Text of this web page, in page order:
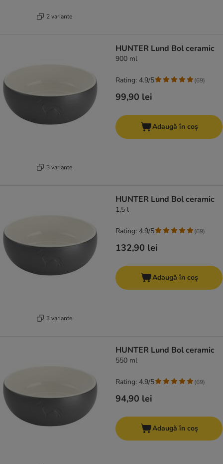
2 variante
3 variante
HUNTER Lund Bol ceramic
900 ml
99,90 lei
Rating: 4.9/5 (69)
Adaugă în coș
3 variante
HUNTER Lund Bol ceramic
1,5 l
132,90 lei
Rating: 4.9/5 (69)
Adaugă în coș
HUNTER Lund Bol ceramic
550 ml
94,90 lei
Rating: 4.9/5 (69)
Adaugă în coș